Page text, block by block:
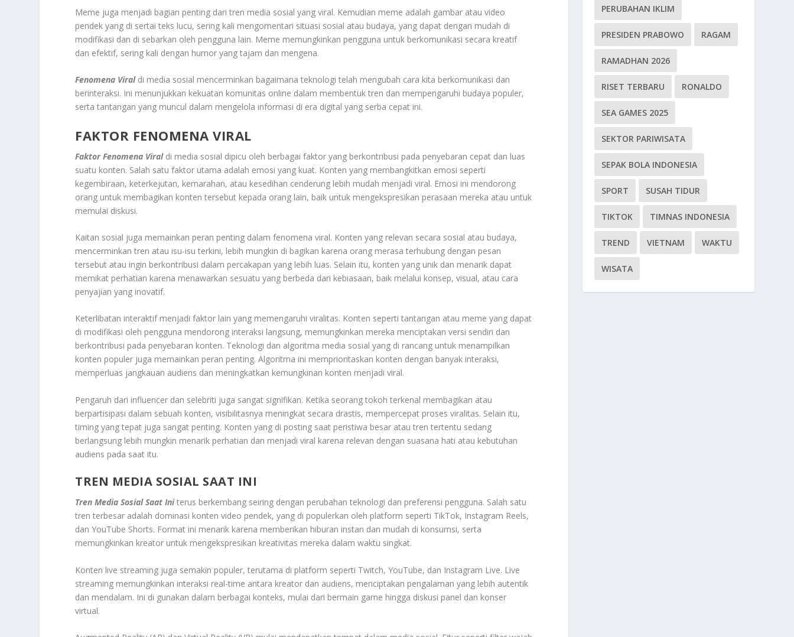
Meme juga menjadi bagian penting dari tren media sosial yang viral. Kemudian meme adalah gambar atau video
pendek yang di sertai teks lucu, sering kali mengomentari situasi sosial atau budaya, yang dapat dengan mudah di
modifikasi dan di sebarkan oleh pengguna lain. Meme memungkinkan pengguna untuk berkomunikasi secara kreatif
dan efektif, sering kali dengan humor yang tajam dan mengena.
Fenomena Viraldi media sosial mencerminkan bagaimana teknologi telah mengubah cara kita berkomunikasi dan
berinteraksi. Ini menunjukkan kekuatan komunitas online dalam membentuk tren dan mempengaruhi budaya populer,
serta tantangan yang muncul dalam mengelola informasi di era digital yang serba cepat ini.
FAKTOR FENOMENA VIRAL
Faktor Fenomena Viraldi media sosial dipicu oleh berbagai faktor yang berkontribusi pada penyebaran cepat dan luas
suatu konten. Salah satu faktor utama adalah emosi yang kuat. Konten yang membangkitkan emosi seperti
kegembiraan, keterkejutan, kemarahan, atau kesedihan cenderung lebih mudah menjadi viral. Emosi ini mendorong
orang untuk membagikan konten tersebut kepada orang lain, baik untuk mengekspresikan perasaan mereka atau untuk
memulai diskusi.
Kaitan sosial juga memainkan peran penting dalam fenomena viral. Konten yang relevan secara sosial atau budaya,
mencerminkan tren atau isu-isu terkini, lebih mungkin di bagikan karena orang merasa terhubung dengan pesan
tersebut atau ingin berkontribusi dalam percakapan yang lebih luas. Selain itu, konten yang unik dan menarik dapat
memikat perhatian karena menawarkan sesuatu yang berbeda dari kebiasaan, baik melalui konsep, visual, atau cara
penyajian yang inovatif.
Keterlibatan interaktif menjadi faktor lain yang memengaruhi viralitas. Konten seperti tantangan atau meme yang dapat
di modifikasi oleh pengguna mendorong interaksi langsung, memungkinkan mereka menciptakan versi sendiri dan
berkontribusi pada penyebaran konten. Teknologi dan algoritma media sosial yang di rancang untuk menampilkan
konten populer juga memainkan peran penting. Algoritma ini memprioritaskan konten dengan banyak interaksi,
memperluas jangkauan audiens dan meningkatkan kemungkinan konten menjadi viral.
Pengaruh dari influencer dan selebriti juga sangat signifikan. Ketika seorang tokoh terkenal membagikan atau
berpartisipasi dalam sebuah konten, visibilitasnya meningkat secara drastis, mempercepat proses viralitas. Selain itu,
timing yang tepat juga sangat penting. Konten yang di posting saat peristiwa besar atau tren tertentu sedang
berlangsung lebih mungkin menarik perhatian dan menjadi viral karena relevan dengan suasana hati atau kebutuhan
audiens pada saat itu.
TREN MEDIA SOSIAL SAAT INI
Tren Media Sosial Saat Initerus berkembang seiring dengan perubahan teknologi dan preferensi pengguna. Salah satu
tren terbesar adalah dominasi konten video pendek, yang di populerkan oleh platform seperti TikTok, Instagram Reels,
dan YouTube Shorts. Format ini menarik karena memberikan hiburan instan dan mudah di konsumsi, serta
memungkinkan kreator untuk mengekspresikan kreativitas mereka dalam waktu singkat.
Konten live streaming juga semakin populer, terutama di platform seperti Twitch, YouTube, dan Instagram Live. Live
streaming memungkinkan interaksi real-time antara kreator dan audiens, menciptakan pengalaman yang lebih autentik
dan mendalam. Ini di gunakan dalam berbagai konteks, mulai dari bermain game hingga diskusi panel dan konser
virtual.
PERUBAHAN IKLIM
PRESIDEN PRABOWO RAGAM
RAMADHAN 2026
RISET TERBARU RONALDO
SEA GAMES 2025
SEKTOR PARIWISATA
SEPAK BOLA INDONESIA
SPORT SUSAH TIDUR
TIKTOK TIMNAS INDONESIA
TREND VIETNAM WAKTU
WISATA